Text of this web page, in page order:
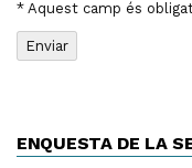
* Aquest camp és
ENQUESTA DE LA